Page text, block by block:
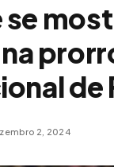
se
2, 2024